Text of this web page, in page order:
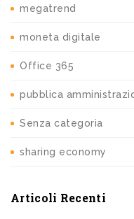
megatrend
moneta digitale
Office 365
pubblica
Senza categoria
sharing economy
Articoli Recenti